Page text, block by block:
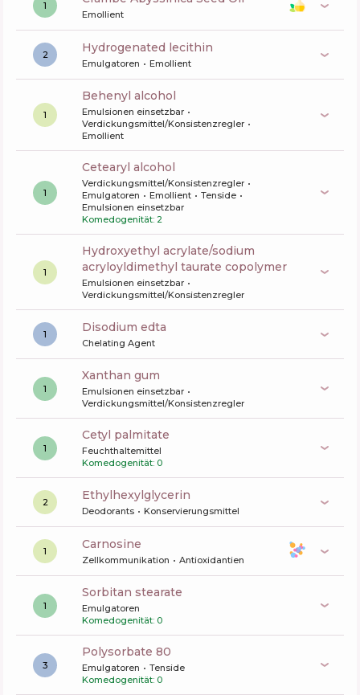
1
Emollient
2 hydrogenated lecithin
Emulgatoren Emollient
1
behenyl alcohol
Emulsionen einsetzbar
Verdickungsmittel/Konsistenzregler
Emollient
1
cetearyl alcohol
Verdickungsmittel/Konsistenzregler
Emulgatoren
Emollient
Tenside
Emulsionen einsetzbar
Komedogenität: 2
1
hydroxyethyl acrylate/sodium
acryloyldimethyl taurate copolymer
Emulsionen einsetzbar
Verdickungsmittel/Konsistenzregler
1 disodium edta
Chelating Agent
1
xanthan gum
Emulsionen einsetzbar
Verdickungsmittel/Konsistenzregler
1
cetyl palmitate
Feuchthaltemittel
Komedogenität: 0
2 ethylhexylglycerin
Deodorants Konservierungsmittel
1 carnosine
Zellkommunikation Antioxidantien
1
sorbitan stearate
Emulgatoren
Komedogenität: 0
3
polysorbate 80
Emulgatoren
Tenside
Komedogenität: 0